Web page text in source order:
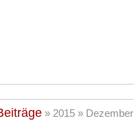
» 2015 » Dezember